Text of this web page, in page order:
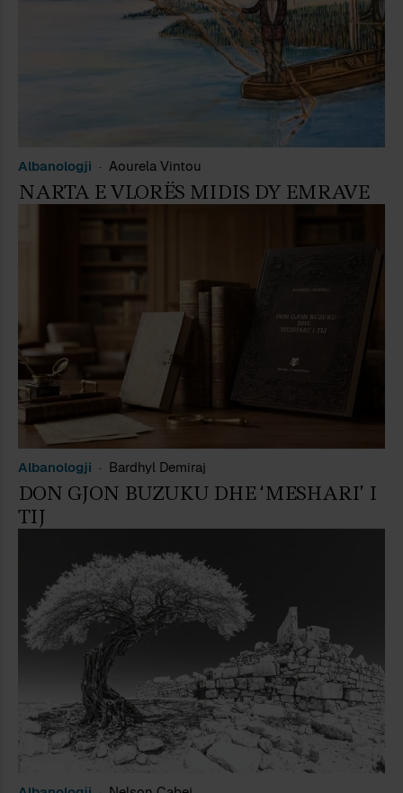
Albanologji Aourela Vintou
NARTA E VLORËS MIDIS DY EMRAVE
Albanologji Bardhyl Demiraj
DON GJON BUZUKU DHE ‘MESHARI’ I
TIJ